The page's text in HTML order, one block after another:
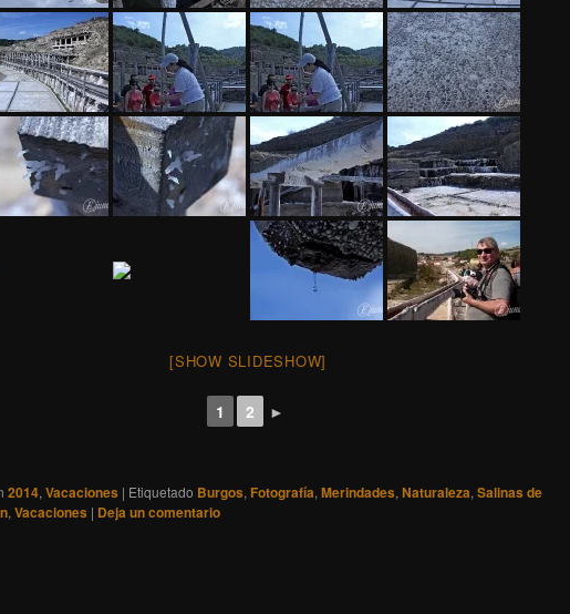
[SHOW SLIDESHOW]
1 2 ►
2014, Vacaciones | Etiquetado Burgos, Fotografía, Merindades, Naturaleza, Salinas de
, Vacaciones | Deja un comentario